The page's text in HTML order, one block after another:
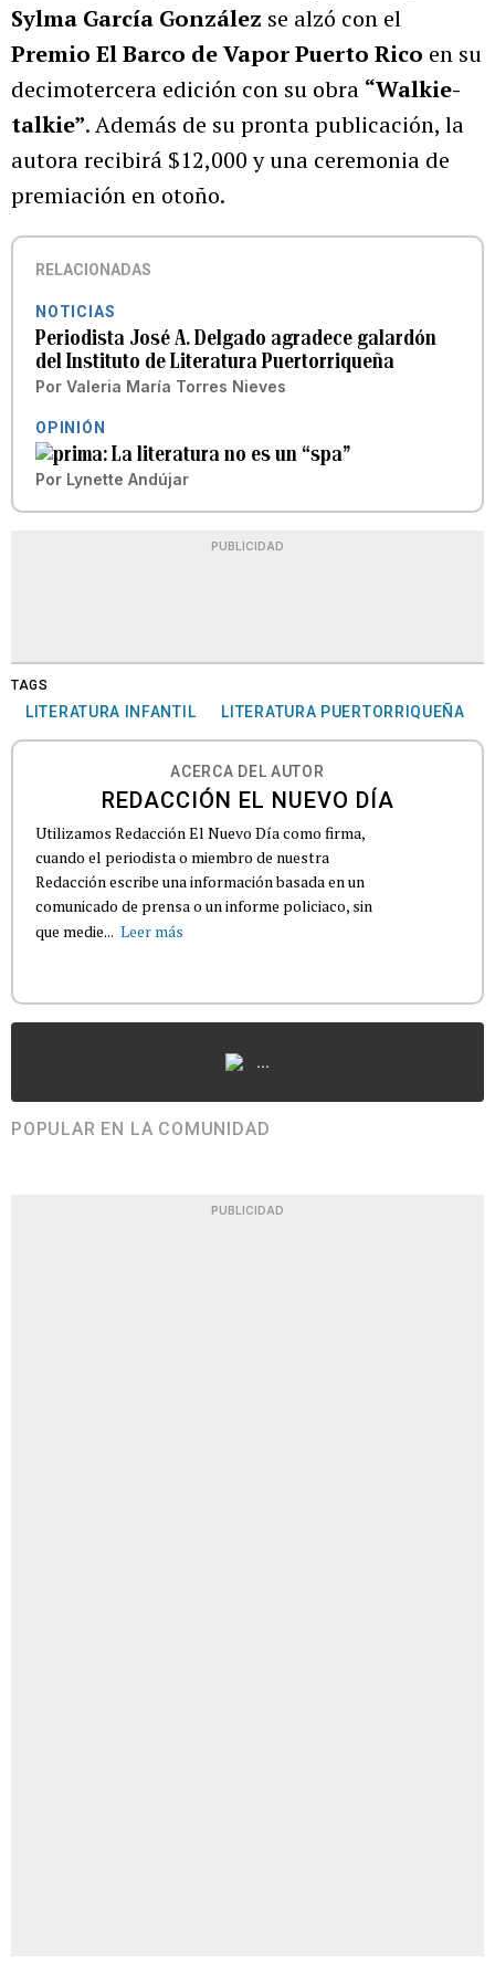
Sylma García González se alzó con el
Premio El Barco de Vapor Puerto Rico en su
decimotercera edición con su obra “Walkie-
talkie”. Además de su pronta publicación, la
autora recibirá $12,000 y una ceremonia de
premiación en otoño.
RELACIONADAS
NOTICIAS
Periodista José A. Delgado agradece galardón
del Instituto de Literatura Puertorriqueña
Por Valeria María Torres Nieves
OPINIÓN
La literatura no es un “spa”
Por Lynette Andújar
PUBLICIDAD
TAGS
LITERATURA INFANTIL LITERATURA PUERTORRIQUEÑA
ACERCA DEL AUTOR
REDACCIÓN EL NUEVO DÍA
Utilizamos Redacción El Nuevo Día como firma,
cuando el periodista o miembro de nuestra
Redacción escribe una información basada en un
comunicado de prensa o un informe policiaco, sin
que medie... Leer más
...
POPULAR EN LA COMUNIDAD
PUBLICIDAD